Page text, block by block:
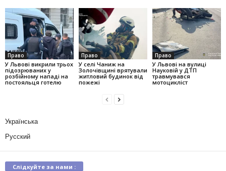
Право
У Львові викрили трьох
підозрюваних у
розбійному нападі на
постояльця готелю
Право
У селі Чаниж на
Золочівщині врятували
житловий будинок від
пожежі
Право
У Львові на вулиці
Науковій у ДТП
травмувався
мотоцикліст
Українська
Русский
Слідкуйте за нами :